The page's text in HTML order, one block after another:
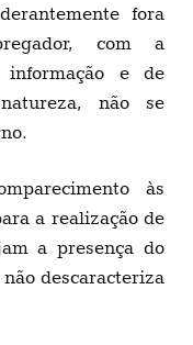
fora
com a
e de
não se
às
a realização de
a presença do
descaracteriza